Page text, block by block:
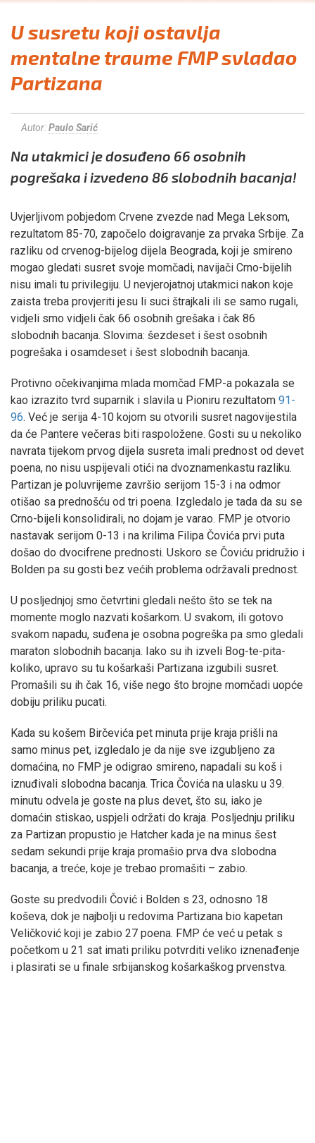
U susretu koji ostavlja
mentalne traume FMP svladao
Partizana
Autor:Paulo Sarić
Na utakmici je dosuđeno 66 osobnih
pogrešaka i izvedeno 86 slobodnih bacanja!
Uvjerljivom pobjedom Crvene zvezde nad Mega Leksom,
rezultatom 85-70, započelo doigravanje za prvaka Srbije. Za
razliku od crvenog-bijelog dijela Beograda, koji je smireno
mogao gledati susret svoje momčadi, navijači Crno-bijelih
nisu imali tu privilegiju. U nevjerojatnoj utakmici nakon koje
zaista treba provjeriti jesu li suci štrajkali ili se samo rugali,
vidjeli smo vidjeli čak 66 osobnih grešaka i čak 86
slobodnih bacanja. Slovima: šezdeset i šest osobnih
pogrešaka i osamdeset i šest slobodnih bacanja.
Protivno očekivanjima mlada momčad FMP-a pokazala se
kao izrazito tvrd suparnik i slavila u Pioniru rezultatom 91-
96. Već je serija 4-10 kojom su otvorili susret nagovijestila
da će Pantere večeras biti raspoložene. Gosti su u nekoliko
navrata tijekom prvog dijela susreta imali prednost od devet
poena, no nisu uspijevali otići na dvoznamenkastu razliku.
Partizan je poluvrijeme završio serijom 15-3 i na odmor
otišao sa prednošću od tri poena. Izgledalo je tada da su se
Crno-bijeli konsolidirali, no dojam je varao. FMP je otvorio
nastavak serijom 0-13 i na krilima Filipa Čovića prvi puta
došao do dvocifrene prednosti. Uskoro se Čoviću pridružio i
Bolden pa su gosti bez većih problema održavali prednost.
U posljednjoj smo četvrtini gledali nešto što se tek na
momente moglo nazvati košarkom. U svakom, ili gotovo
svakom napadu, suđena je osobna pogreška pa smo gledali
maraton slobodnih bacanja. Iako su ih izveli Bog-te-pita-
koliko, upravo su tu košarkaši Partizana izgubili susret.
Promašili su ih čak 16, više nego što brojne momčadi uopće
dobiju priliku pucati.
Kada su košem Birčevića pet minuta prije kraja prišli na
samo minus pet, izgledalo je da nije sve izgubljeno za
domaćina, no FMP je odigrao smireno, napadali su koš i
iznuđivali slobodna bacanja. Trica Čovića na ulasku u 39.
minutu odvela je goste na plus devet, što su, iako je
domaćin stiskao, uspjeli održati do kraja. Posljednju priliku
za Partizan propustio je Hatcher kada je na minus šest
sedam sekundi prije kraja promašio prva dva slobodna
bacanja, a treće, koje je trebao promašiti – zabio.
Goste su predvodili Čović i Bolden s 23, odnosno 18
koševa, dok je najbolji u redovima Partizana bio kapetan
Veličković koji je zabio 27 poena. FMP će već u petak s
početkom u 21 sat imati priliku potvrditi veliko iznenađenje
i plasirati se u finale srbijanskog košarkaškog prvenstva.